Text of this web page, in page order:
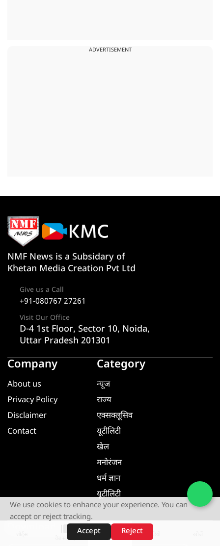
ADVERTISEMENT
वेब स्टोरीज़
NMF News is a Subsidary of
Khetan Media Creation Pvt Ltd
Give us a Call
+91-080767 27261
Visit Our Office
D-4 1st Floor, Sector 10, Noida,
Uttar Pradesh 201301
Company
About us
Privacy Policy
Disclaimer
Contact
Category
न्यूज
राज्य
एक्सक्लूसिव
यूटीलिटी
खेल
मनोरंजन
धर्म ज्ञान
यूटीलिटी
Download App
We use cookies to enhance your experience. You can
accept or reject tracking.
Accept
Reject